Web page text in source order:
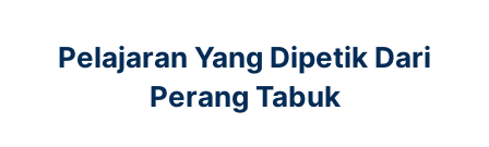
Pelajaran Yang Dipetik Dari
Perang Tabuk